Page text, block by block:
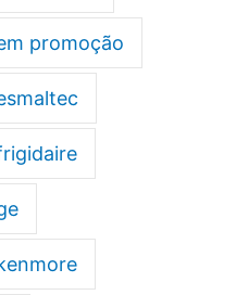
promoção